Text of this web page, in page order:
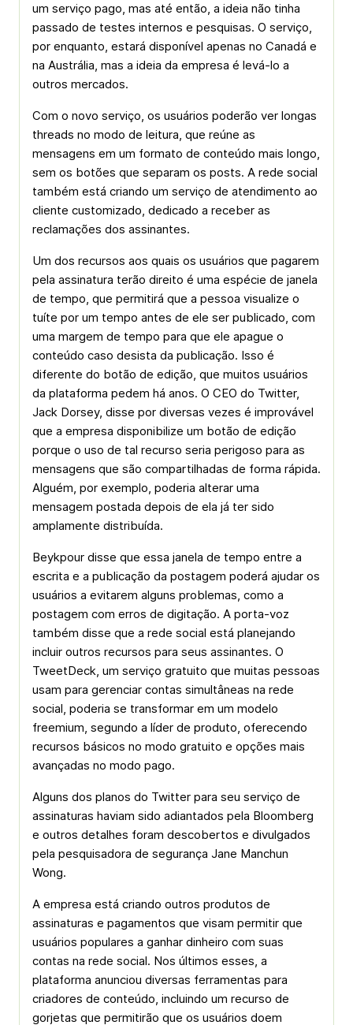
um serviço pago, mas até então, a ideia não tinha
passado de testes internos e pesquisas. O serviço,
por enquanto, estará disponível apenas no Canadá e
na Austrália, mas a ideia da empresa é levá-lo a
outros mercados.
Com o novo serviço, os usuários poderão ver longas
threads no modo de leitura, que reúne as
mensagens em um formato de conteúdo mais longo,
sem os botões que separam os posts. A rede social
também está criando um serviço de atendimento ao
cliente customizado, dedicado a receber as
reclamações dos assinantes.
Um dos recursos aos quais os usuários que pagarem
pela assinatura terão direito é uma espécie de janela
de tempo, que permitirá que a pessoa visualize o
tuíte por um tempo antes de ele ser publicado, com
uma margem de tempo para que ele apague o
conteúdo caso desista da publicação. Isso é
diferente do botão de edição, que muitos usuários
da plataforma pedem há anos. O CEO do Twitter,
Jack Dorsey, disse por diversas vezes é improvável
que a empresa disponibilize um botão de edição
porque o uso de tal recurso seria perigoso para as
mensagens que são compartilhadas de forma rápida.
Alguém, por exemplo, poderia alterar uma
mensagem postada depois de ela já ter sido
amplamente distribuída.
Beykpour disse que essa janela de tempo entre a
escrita e a publicação da postagem poderá ajudar os
usuários a evitarem alguns problemas, como a
postagem com erros de digitação. A porta-voz
também disse que a rede social está planejando
incluir outros recursos para seus assinantes. O
TweetDeck, um serviço gratuito que muitas pessoas
usam para gerenciar contas simultâneas na rede
social, poderia se transformar em um modelo
freemium, segundo a líder de produto, oferecendo
recursos básicos no modo gratuito e opções mais
avançadas no modo pago.
Alguns dos planos do Twitter para seu serviço de
assinaturas haviam sido adiantados pela Bloomberg
e outros detalhes foram descobertos e divulgados
pela pesquisadora de segurança Jane Manchun
Wong.
A empresa está criando outros produtos de
assinaturas e pagamentos que visam permitir que
usuários populares a ganhar dinheiro com suas
contas na rede social. Nos últimos esses, a
plataforma anunciou diversas ferramentas para
criadores de conteúdo, incluindo um recurso de
gorjetas que permitirão que os usuários doem